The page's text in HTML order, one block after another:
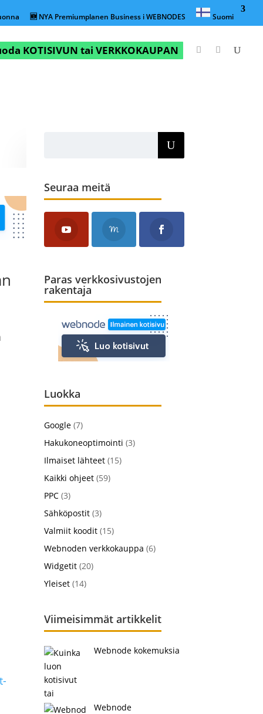
🆕 NYA Premiumplanen Business i WEBNODES Suomi
KOTISIVUN tai VERKKOKAUPAN
Seuraa meitä
Paras verkkosivustojen
rakentaja
Luokka
Google(7)
Hakukoneoptimointi (3)
Ilmaiset lähteet(15)
Kaikki ohjeet(59)
PPC(3)
Sähköpostit(3)
Valmiit koodit(15)
Webnoden verkkokauppa (6)
Widgetit(20)
Yleiset(14)
Viimeisimmät artikkelit
Webnode kokemuksia
Webnode